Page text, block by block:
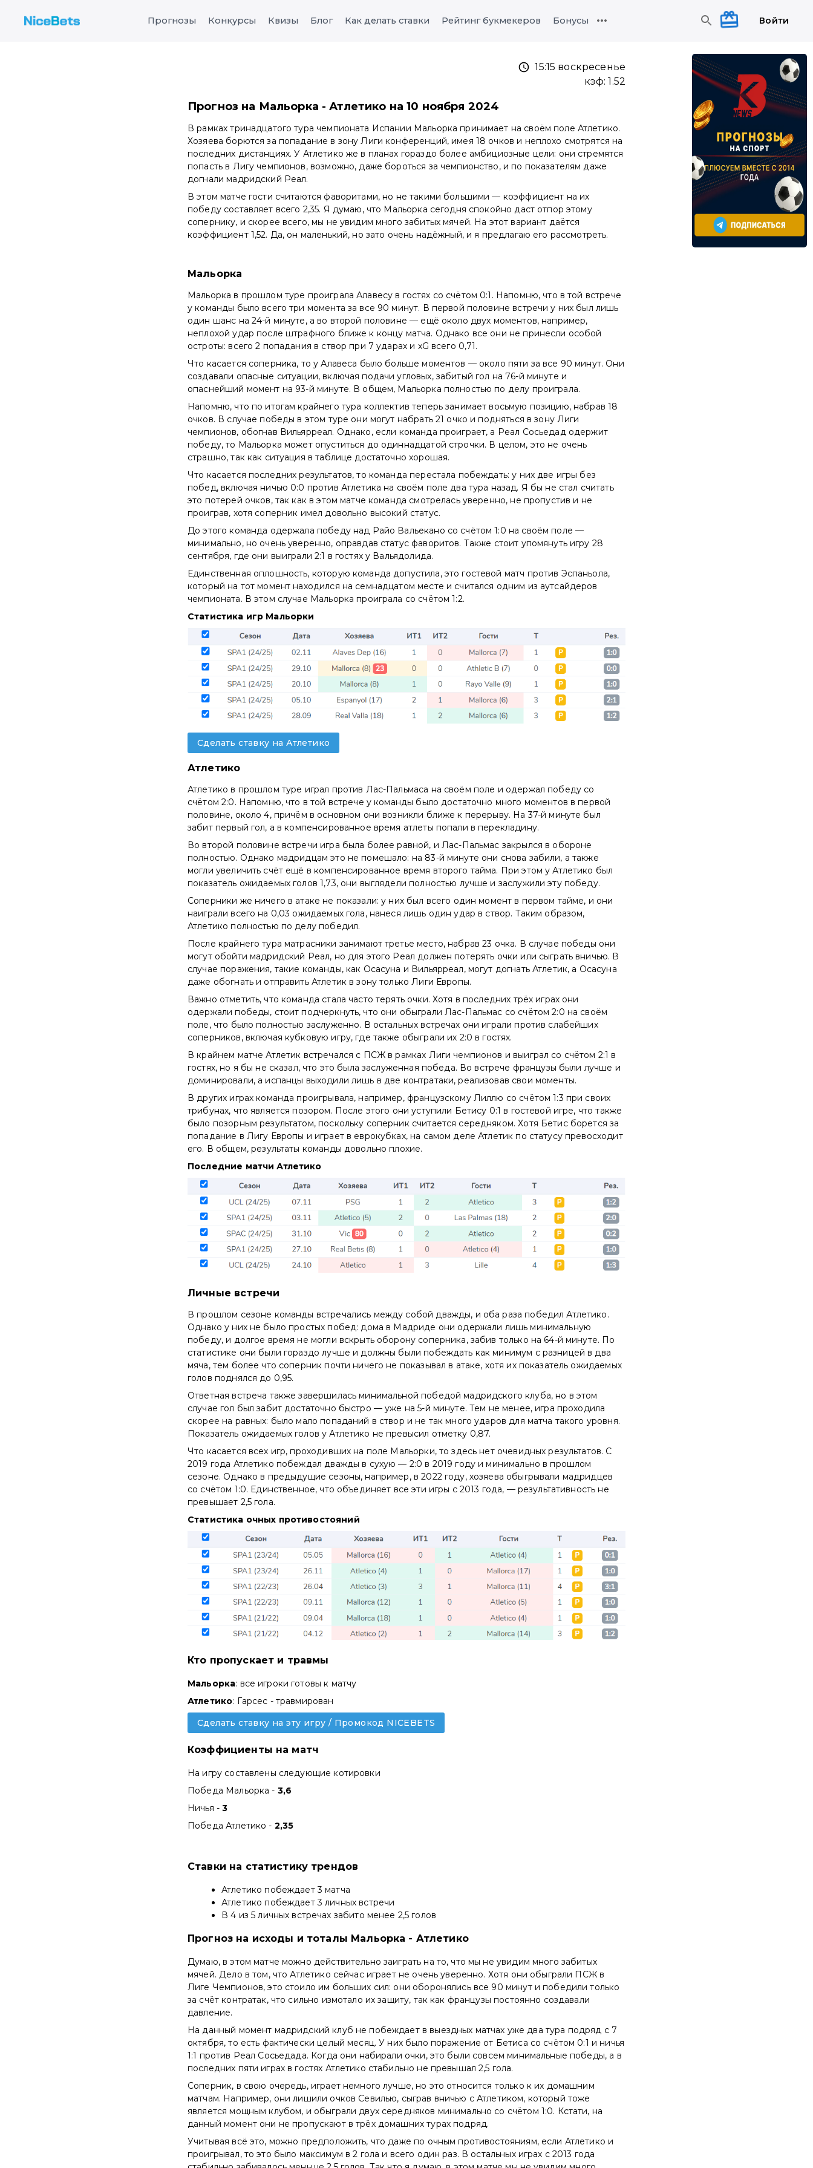
Прогнозы Конкурсы Квизы Блог Как делать ставки Рейтинг букмекеров Бонусы Войти
15:15 воскресенье
кэф:1.52
Прогноз на Мальорка - Атлетико на 10 ноября 2024
В рамках тринадцатого тура чемпионата Испании Мальорка принимает на своём поле Атлетико.
Хозяева борются за попадание в зону Лиги конференций, имея 18 очков и неплохо смотрятся на
последних дистанциях. У Атлетико же в планах гораздо более амбициозные цели: они стремятся
попасть в Лигу чемпионов, возможно, даже бороться за чемпионство, и по показателям даже
догнали мадридский Реал.
В этом матче гости считаются фаворитами, но не такими большими — коэффициент на их
победу составляет всего 2,35. Я думаю, что Мальорка сегодня спокойно даст отпор этому
сопернику, и скорее всего, мы не увидим много забитых мячей. На этот вариант даётся
коэффициент 1,52. Да, он маленький, но зато очень надёжный, и я предлагаю его рассмотреть.
Мальорка
Мальорка в прошлом туре проиграла Алавесу в гостях со счётом 0:1. Напомню, что в той встрече
у команды было всего три момента за все 90 минут. В первой половине встречи у них был лишь
один шанс на 24-й минуте, а во второй половине — ещё около двух моментов, например,
неплохой удар после штрафного ближе к концу матча. Однако все они не принесли особой
остроты: всего 2 попадания в створ при 7 ударах и xG всего 0,71.
Что касается соперника, то у Алавеса было больше моментов — около пяти за все 90 минут. Они
создавали опасные ситуации, включая подачи угловых, забитый гол на 76-й минуте и
опаснейший момент на 93-й минуте. В общем, Мальорка полностью по делу проиграла.
Напомню, что по итогам крайнего тура коллектив теперь занимает восьмую позицию, набрав 18
очков. В случае победы в этом туре они могут набрать 21 очко и подняться в зону Лиги
чемпионов, обогнав Вильярреал. Однако, если команда проиграет, а Реал Сосьедад одержит
победу, то Мальорка может опуститься до одиннадцатой строчки. В целом, это не очень
страшно, так как ситуация в таблице достаточно хорошая.
Что касается последних результатов, то команда перестала побеждать: у них две игры без
побед, включая ничью 0:0 против Атлетика на своём поле два тура назад. Я бы не стал считать
это потерей очков, так как в этом матче команда смотрелась уверенно, не пропустив и не
проиграв, хотя соперник имел довольно высокий статус.
До этого команда одержала победу над Райо Вальекано со счётом 1:0 на своём поле —
минимально, но очень уверенно, оправдав статус фаворитов. Также стоит упомянуть игру 28
сентября, где они выиграли 2:1 в гостях у Вальядолида.
Единственная оплошность, которую команда допустила, это гостевой матч против Эспаньола,
который на тот момент находился на семнадцатом месте и считался одним из аутсайдеров
чемпионата. В этом случае Мальорка проиграла со счётом 1:2.
Статистика игр Мальорки
Сделать ставку на Атлетико
Атлетико
Атлетико в прошлом туре играл против Лас-Пальмаса на своём поле и одержал победу со
счётом 2:0. Напомню, что в той встрече у команды было достаточно много моментов в первой
половине, около 4, причём в основном они возникли ближе к перерыву. На 37-й минуте был
забит первый гол, а в компенсированное время атлеты попали в перекладину.
Во второй половине встречи игра была более равной, и Лас-Пальмас закрылся в обороне
полностью. Однако мадридцам это не помешало: на 83-й минуте они снова забили, а также
могли увеличить счёт ещё в компенсированное время второго тайма. При этом у Атлетико был
показатель ожидаемых голов 1,73, они выглядели полностью лучше и заслужили эту победу.
Соперники же ничего в атаке не показали: у них был всего один момент в первом тайме, и они
наиграли всего на 0,03 ожидаемых гола, нанеся лишь один удар в створ. Таким образом,
Атлетико полностью по делу победил.
После крайнего тура матрасники занимают третье место, набрав 23 очка. В случае победы они
могут обойти мадридский Реал, но для этого Реал должен потерять очки или сыграть вничью. В
случае поражения, такие команды, как Осасуна и Вильярреал, могут догнать Атлетик, а Осасуна
даже обогнать и отправить Атлетик в зону только Лиги Европы.
Важно отметить, что команда стала часто терять очки. Хотя в последних трёх играх они
одержали победы, стоит подчеркнуть, что они обыграли Лас-Пальмас со счётом 2:0 на своём
поле, что было полностью заслуженно. В остальных встречах они играли против слабейших
соперников, включая кубковую игру, где также обыграли их 2:0 в гостях.
В крайнем матче Атлетик встречался с ПСЖ в рамках Лиги чемпионов и выиграл со счётом 2:1 в
гостях, но я бы не сказал, что это была заслуженная победа. Во встрече французы были лучше и
доминировали, а испанцы выходили лишь в две контратаки, реализовав свои моменты.
В других играх команда проигрывала, например, французскому Лиллю со счётом 1:3 при своих
трибунах, что является позором. После этого они уступили Бетису 0:1 в гостевой игре, что также
было позорным результатом, поскольку соперник считается середняком. Хотя Бетис борется за
попадание в Лигу Европы и играет в еврокубках, на самом деле Атлетик по статусу превосходит
его. В общем, результаты команды довольно плохие.
Последние матчи Атлетико
Личные встречи
В прошлом сезоне команды встречались между собой дважды, и оба раза победил Атлетико.
Однако у них не было простых побед: дома в Мадриде они одержали лишь минимальную
победу, и долгое время не могли вскрыть оборону соперника, забив только на 64-й минуте. По
статистике они были гораздо лучше и должны были побеждать как минимум с разницей в два
мяча, тем более что соперник почти ничего не показывал в атаке, хотя их показатель ожидаемых
голов поднялся до 0,95.
Ответная встреча также завершилась минимальной победой мадридского клуба, но в этом
случае гол был забит достаточно быстро — уже на 5-й минуте. Тем не менее, игра проходила
скорее на равных: было мало попаданий в створ и не так много ударов для матча такого уровня.
Показатель ожидаемых голов у Атлетико не превысил отметку 0,87.
Что касается всех игр, проходивших на поле Мальорки, то здесь нет очевидных результатов. С
2019 года Атлетико побеждал дважды в сухую — 2:0 в 2019 году и минимально в прошлом
сезоне. Однако в предыдущие сезоны, например, в 2022 году, хозяева обыгрывали мадридцев
со счётом 1:0. Единственное, что объединяет все эти игры с 2013 года, — результативность не
превышает 2,5 гола.
Статистика очных противостояний
Кто пропускает и травмы
Мальорка: все игроки готовы к матчу
Атлетико: Гарсес - травмирован
Сделать ставку на эту игру / Промокод NICEBETS
Коэффициенты на матч
На игру составлены следующие котировки
Победа Мальорка - 3,6
Ничья -3
Победа Атлетико - 2,35
Ставки на статистику трендов
Атлетико побеждает 3 матча
Атлетико побеждает 3 личных встречи
В 4 из 5 личных встречах забито менее 2,5 голов
Прогноз на исходы и тоталы Мальорка - Атлетико
Думаю, в этом матче можно действительно заиграть на то, что мы не увидим много забитых
мячей. Дело в том, что Атлетико сейчас играет не очень уверенно. Хотя они обыграли ПСЖ в
Лиге Чемпионов, это стоило им больших сил: они оборонялись все 90 минут и победили только
за счёт контратак, что сильно измотало их защиту, так как французы постоянно создавали
давление.
На данный момент мадридский клуб не побеждает в выездных матчах уже два тура подряд с 7
октября, то есть фактически целый месяц. У них было поражение от Бетиса со счётом 0:1 и ничья
1:1 против Реал Сосьедада. Когда они набирали очки, это были совсем минимальные победы, а в
последних пяти играх в гостях Атлетико стабильно не превышал 2,5 гола.
Соперник, в свою очередь, играет немного лучше, но это относится только к их домашним
матчам. Например, они лишили очков Севилью, сыграв вничью с Атлетиком, который тоже
является мощным клубом, и обыграли двух середняков минимально со счётом 1:0. Кстати, на
данный момент они не пропускают в трёх домашних турах подряд.
Учитывая всё это, можно предположить, что даже по очным противостояниям, если Атлетико и
проигрывал, то это было максимум в 2 гола и всего один раз. В остальных играх с 2013 года